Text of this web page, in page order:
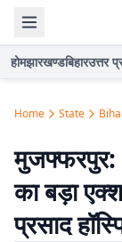
होमझारखण्डबिहारउत्तर
Home State
मुजफ्फरपुर:
का बड़ा
प्रसाद